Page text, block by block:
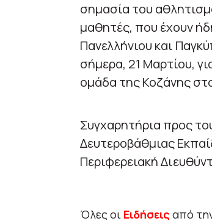
σημασία του
μαθητές, που έχουν
Πανελλήνιου και
σήμερα, 21 Μαρτίου,
ομάδα της Κοζάνης
Συγχαρητήρια προς
Δευτεροβάθμιας
Περιφερειακή
Όλες οι Ειδήσεις από